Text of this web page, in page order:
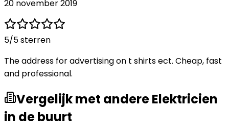
20 november 2019
5/5 sterren
The address for advertising on t shirts ect. Cheap, fast
and professional.
Vergelijk met andere Elektricien
in de buurt